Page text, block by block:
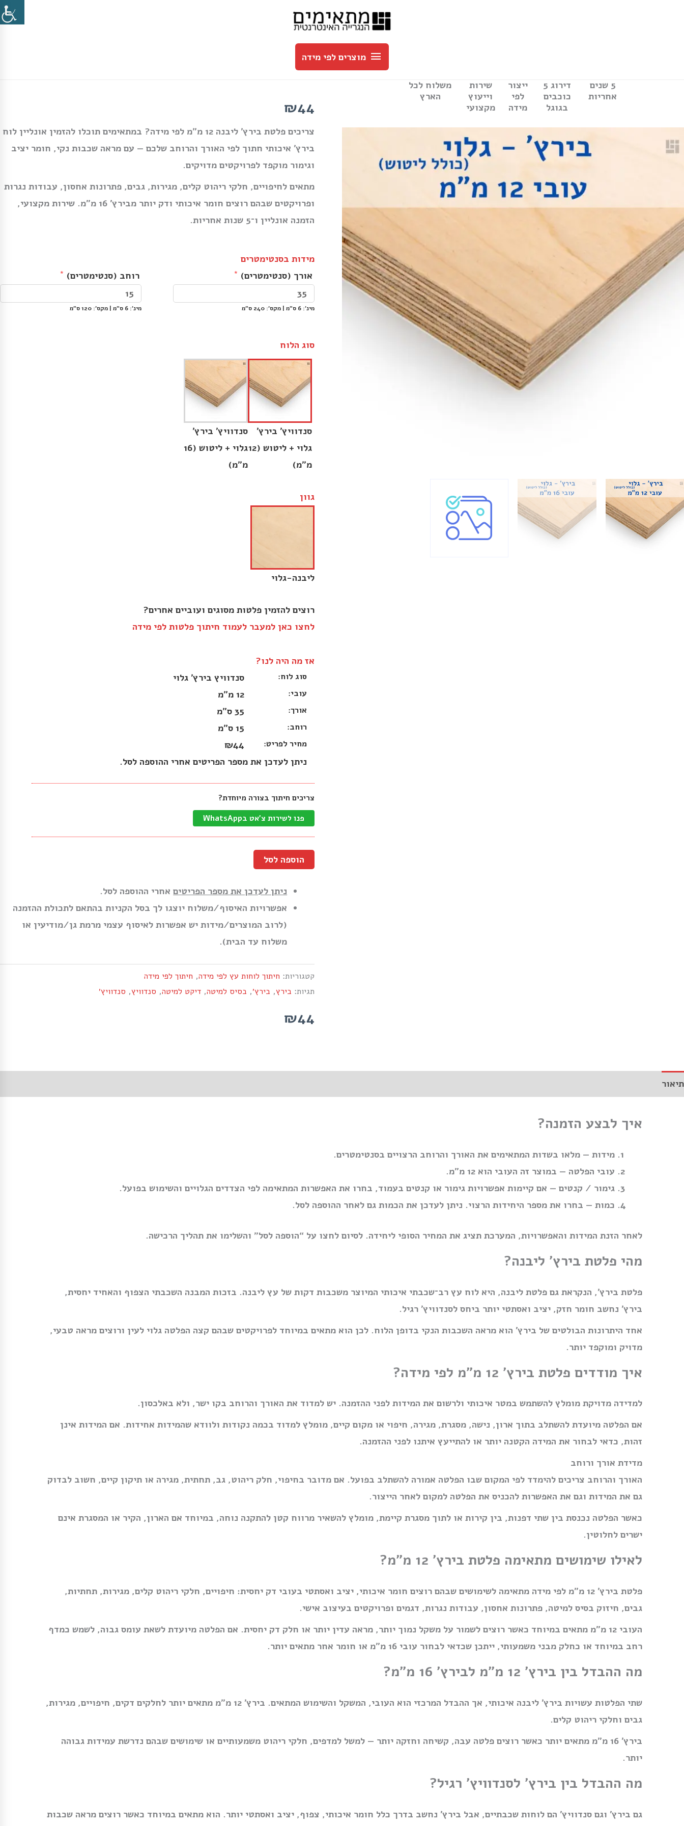
מוצרים
לפי
מידה
מוצרים לפי מידה
5 שנים
אחריות
דירוג 5
כוכבים
בגוגל
ייצור
לפי
מידה
שירות
וייעוץ
מקצועי
משלוח לכל
הארץ
₪44
צריכים פלטת בירץ׳ ליבנה 12 מ״מ לפי מידה? במתאימים תוכלו להזמין אונליין לוח
בירץ׳ איכותי חתוך לפי האורך והרוחב שלכם — עם מראה שכבות נקי, חומר יציב
וגימור מוקפד לפרויקטים מדויקים.
מתאים לחיפויים, חלקי ריהוט קלים, מגירות, גבים, פתרונות אחסון, עבודות נגרות
ופרויקטים שבהם רוצים חומר איכותי ודק יותר מבירץ׳ 16 מ״מ. שירות מקצועי,
הזמנה אונליין ו־5 שנות אחריות.
מידות בסנטימטרים
אורך (סנטימטרים)
מינ׳: 6 ס״מ | מקס׳: 240 ס״מ
רוחב (סנטימטרים)
מינ׳: 6 ס״מ | מקס׳: 120 ס״מ
סוג הלוח
סנדוויץ׳ בירץ׳
גלוי + ליטוש (12
מ״מ)
סנדוויץ׳ בירץ׳
גלוי + ליטוש (16
מ״מ)
גוון
ליבנה-גלוי
רוצים להזמין פלטות מסוגים ועוביים אחרים?
לחצו כאן למעבר לעמוד חיתוך פלטות לפי מידה
אז מה היה לנו?
סוג לוח: סנדוויץ בירץ׳ גלוי
עובי: 12 מ״מ
אורך: 35 ס״מ
רוחב: 15 ס״מ
מחיר לפריט:
₪44
ניתן לעדכן את מספר הפריטים אחרי ההוספה לסל.
צריכים חיתוך בצורה מיוחדת?
פנו לשירות צ'אט בWhatsApp
הוספה לסל
ניתן לעדכן את מספר הפריטיםאחרי ההוספה לסל.
אפשרויות האיסוף/משלוח יוצגו לך בסל הקניות בהתאם לתכולת ההזמנה
(לרוב המוצרים/מידות יש אפשרות לאיסוף עצמי מרמת גן/מודיעין או
משלוח עד הבית).
קטגוריות: חיתוך לוחות עץ לפי מידה, חיתוך לפי מידה
תגיות: בירץ, בירץ׳, בסיס למיטה, דיקט למיטה, סנדוויץ, סנדוויץ׳
₪44
תיאור
איך לבצע הזמנה?
מידות — מלאו בשדות המתאימים את האורך והרוחב הרצויים בסנטימטרים.
עובי הפלטה — במוצר זה העובי הוא 12 מ״מ.
גימור / קנטים — אם קיימות אפשרויות גימור או קנטים בעמוד, בחרו את האפשרות המתאימה לפי הצדדים הגלויים והשימוש בפועל.
כמות — בחרו את מספר היחידות הרצוי. ניתן לעדכן את הכמות גם לאחר ההוספה לסל.
לאחר הזנת המידות והאפשרויות, המערכת תציג את המחיר הסופי ליחידה. לסיום לחצו על “הוספה לסל” והשלימו את תהליך הרכישה.
מהי פלטת בירץ׳ ליבנה?
פלטת בירץ׳, הנקראת גם פלטת ליבנה, היא לוח עץ רב־שכבתי איכותי המיוצר משכבות דקות של עץ ליבנה. בזכות המבנה השכבתי הצפוף והאחיד יחסית,
בירץ׳ נחשב חומר חזק, יציב ואסתטי יותר ביחס לסנדוויץ׳ רגיל.
אחד היתרונות הבולטים של בירץ׳ הוא מראה השכבות הנקי בדופן הלוח. לכן הוא מתאים במיוחד לפרויקטים שבהם קצה הפלטה גלוי לעין ורוצים מראה טבעי,
מדויק ומוקפד יותר.
איך מודדים פלטת בירץ׳ 12 מ״מ לפי מידה?
למדידה מדויקת מומלץ להשתמש במטר איכותי ולרשום את המידות לפני ההזמנה. יש למדוד את האורך והרוחב בקו ישר, ולא באלכסון.
אם הפלטה מיועדת להשתלב בתוך ארון, נישה, מסגרת, מגירה, חיפוי או מקום קיים, מומלץ למדוד בכמה נקודות ולוודא שהמידות אחידות. אם המידות אינן
זהות, כדאי לבחור את המידה הקטנה יותר או להתייעץ איתנו לפני ההזמנה.
מדידת אורך ורוחב
האורך והרוחב צריכים להימדד לפי המקום שבו הפלטה אמורה להשתלב בפועל. אם מדובר בחיפוי, חלק ריהוט, גב, תחתית, מגירה או תיקון קיים, חשוב לבדוק
גם את המידות וגם את האפשרות להכניס את הפלטה למקום לאחר הייצור.
כאשר הפלטה נכנסת בין שתי דפנות, בין קירות או לתוך מסגרת קיימת, מומלץ להשאיר מרווח קטן להתקנה נוחה, במיוחד אם הארון, הקיר או המסגרת אינם
ישרים לחלוטין.
לאילו שימושים מתאימה פלטת בירץ׳ 12 מ״מ?
פלטת בירץ׳ 12 מ״מ לפי מידה מתאימה לשימושים שבהם רוצים חומר איכותי, יציב ואסתטי בעובי דק יחסית: חיפויים, חלקי ריהוט קלים, מגירות, תחתיות,
גבים, חיזוק בסיס למיטה, פתרונות אחסון, עבודות נגרות, דגמים ופרויקטים בעיצוב אישי.
העובי 12 מ״מ מתאים במיוחד כאשר רוצים לשמור על משקל נמוך יותר, מראה עדין יותר או חלק דק יחסית. אם הפלטה מיועדת לשאת עומס גבוה, לשמש כמדף
רחב במיוחד או כחלק מבני משמעותי, ייתכן שכדאי לבחור עובי 16 מ״מ או חומר אחר מתאים יותר.
מה ההבדל בין בירץ׳ 12 מ״מ לבירץ׳ 16 מ״מ?
שתי הפלטות עשויות בירץ׳ ליבנה איכותי, אך ההבדל המרכזי הוא העובי, המשקל והשימוש המתאים. בירץ׳ 12 מ״מ מתאים יותר לחלקים דקים, חיפויים, מגירות,
גבים וחלקי ריהוט קלים.
בירץ׳ 16 מ״מ מתאים יותר כאשר רוצים פלטה עבה, קשיחה וחזקה יותר — למשל למדפים, חלקי ריהוט משמעותיים או שימושים שבהם נדרשת עמידות גבוהה
יותר.
מה ההבדל בין בירץ׳ לסנדוויץ׳ רגיל?
גם בירץ׳ וגם סנדוויץ׳ הם לוחות שכבתיים, אבל בירץ׳ נחשב בדרך כלל חומר איכותי, צפוף, יציב ואסתטי יותר. הוא מתאים במיוחד כאשר רוצים מראה שכבות